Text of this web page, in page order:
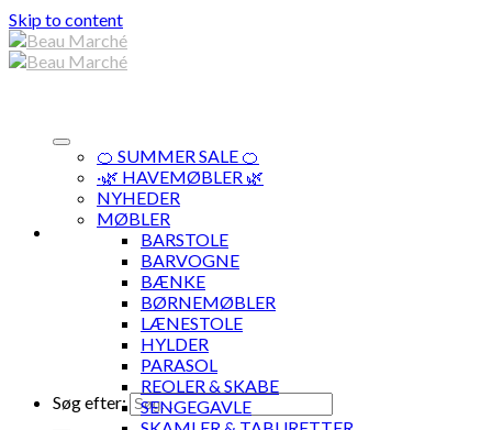
Skip to content
Søg efter:
🍊 SUMMER SALE 🍊
·🌿 HAVEMØBLER 🌿
NYHEDER
MØBLER
BARSTOLE
BARVOGNE
BÆNKE
BØRNEMØBLER
LÆNESTOLE
HYLDER
PARASOL
REOLER & SKABE
SENGEGAVLE